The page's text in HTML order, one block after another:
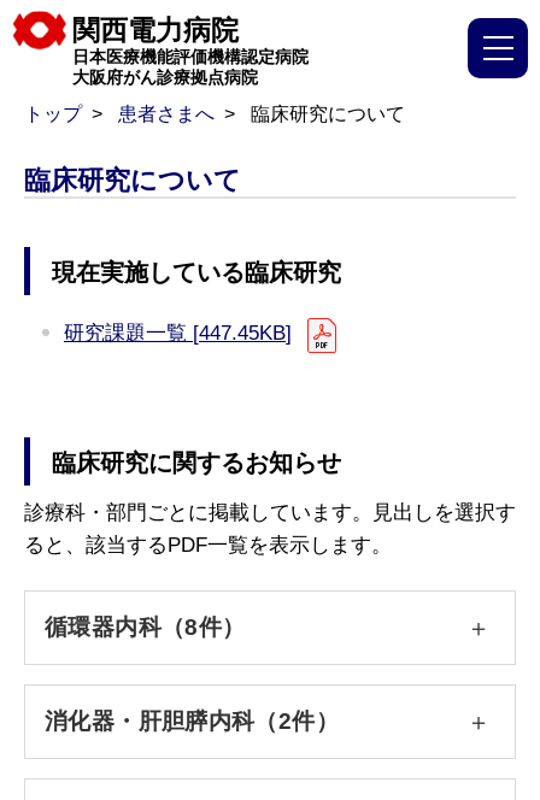
関西電力病院
日本医療機能評価機構認定病院
大阪府がん診療拠点病院
トップ 患者さまへ 臨床研究について
臨床研究について
現在実施している臨床研究
研究課題一覧 [447.45KB]
臨床研究に関するお知らせ
診療科・部門ごとに掲載しています。見出しを選択す
ると、該当するPDF一覧を表示します。
循環器内科（8件）
消化器・肝胆膵内科（2件）